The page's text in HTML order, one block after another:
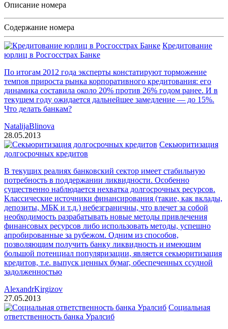
Описание номера
Содержание номера
Кредитование
юрлиц в Росгосстрах Банке
По итогам 2012 года эксперты констатируют торможение
темпов прироста рынка корпоративного кредитования: его
динамика составила около 20% против 26% годом ранее. И в
текущем году ожидается дальнейшее замедление — до 15%.
Что делать банкам?
NatalijaBlinova
28.05.2013
Секьюритизация
долгосрочных кредитов
В текущих реалиях банковский сектор имеет стабильную
потребность в поддержании ликвидности. Особенно
существенно наблюдается нехватка долгосрочных ресурсов.
Классические источники финансирования (такие, как вклады,
депозиты, МБК и т.д.) небезграничны, что влечет за собой
необходимость разрабатывать новые методы привлечения
финансовых ресурсов либо использовать методы, успешно
апробированные за рубежом. Одним из способов,
позволяющим получить банку ликвидность и имеющим
большой потенциал популяризации, является секьюритизация
кредитов, т.е. выпуск ценных бумаг, обеспеченных ссудной
задолженностью
AlexandrKirgizov
27.05.2013
Социальная
ответственность банка Уралсиб